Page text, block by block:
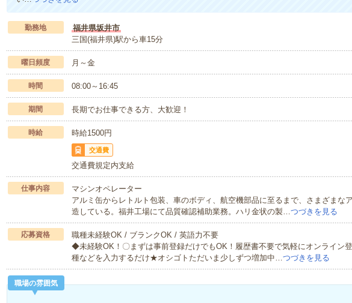
勤務地
福井県坂井市
三国(福井県)駅から車15分
曜日頻度 月～金
時間 08:00～16:45
期間 長期でお仕事できる方、大歓迎！
時給 時給1500円
交通費
交通費規定内支給
仕事内容
マシンオペレーター
アルミ缶からレトルト包装、車のボディ、航空機部品に至るまで、さまざまな
造している。福井工場にて品質確認補助業務。ハリ金状の製…つづきを見る
応募資格
職種未経験OK / ブランクOK / 英語力不要
◆未経験OK！〇まずは事前登録だけでもOK！履歴書不要で気軽にオンライン
種などを入力するだけ★オシゴトただいま少しずつ増加中…つづきを見る
職場の雰囲気